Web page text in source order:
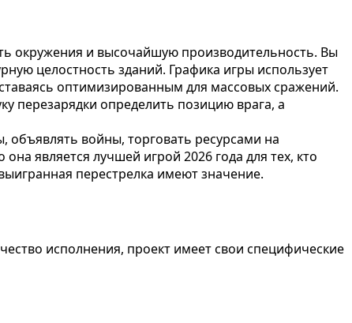
окружения и высочайшую производительность. Вы
целостность зданий. Графика игры использует
оптимизированным для массовых сражений.
перезарядки определить позицию врага, а
войны, торговать ресурсами на
является лучшей игрой 2026 года для тех, кто
перестрелка имеют значение.
исполнения, проект имеет свои специфические